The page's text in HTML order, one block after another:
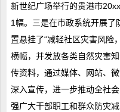
新世纪广场举行的贵港市
1幅。三是在市政系统开展了
置悬挂了“减轻社区灾害风险
横幅，并发放各类自然灾害
传资料，通过媒体、网站、
深入宣传，进一步推动全社
强广大干部职工和群众防灾